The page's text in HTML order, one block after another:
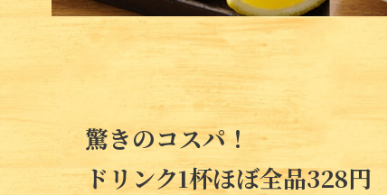
驚きのコスパ！
ドリンク1杯ほぼ全品328円